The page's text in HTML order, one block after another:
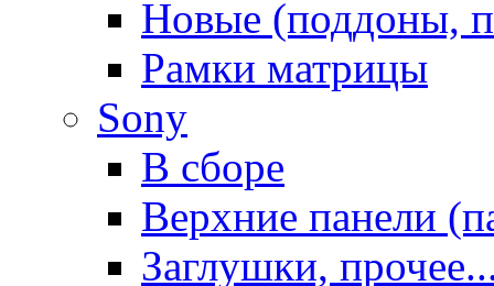
Новые (поддоны,
Рамки матрицы
Sony
В сборе
Верхние панели
Заглушки,